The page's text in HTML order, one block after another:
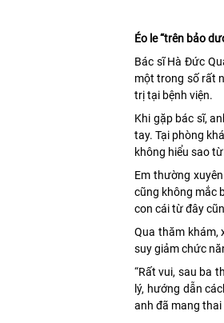
Éo le “trên bảo
Bác sĩ Hà Đức
một trong số rất
trị tại bệnh viện.
Khi gặp bác sĩ,
tay. Tại phòng
không hiểu sao
Em thường
cũng không mắc
con cái từ đây
Qua thăm khám,
suy giảm chức
“Rất vui, sau ba
lý, hướng dẫn
anh đã mang thai